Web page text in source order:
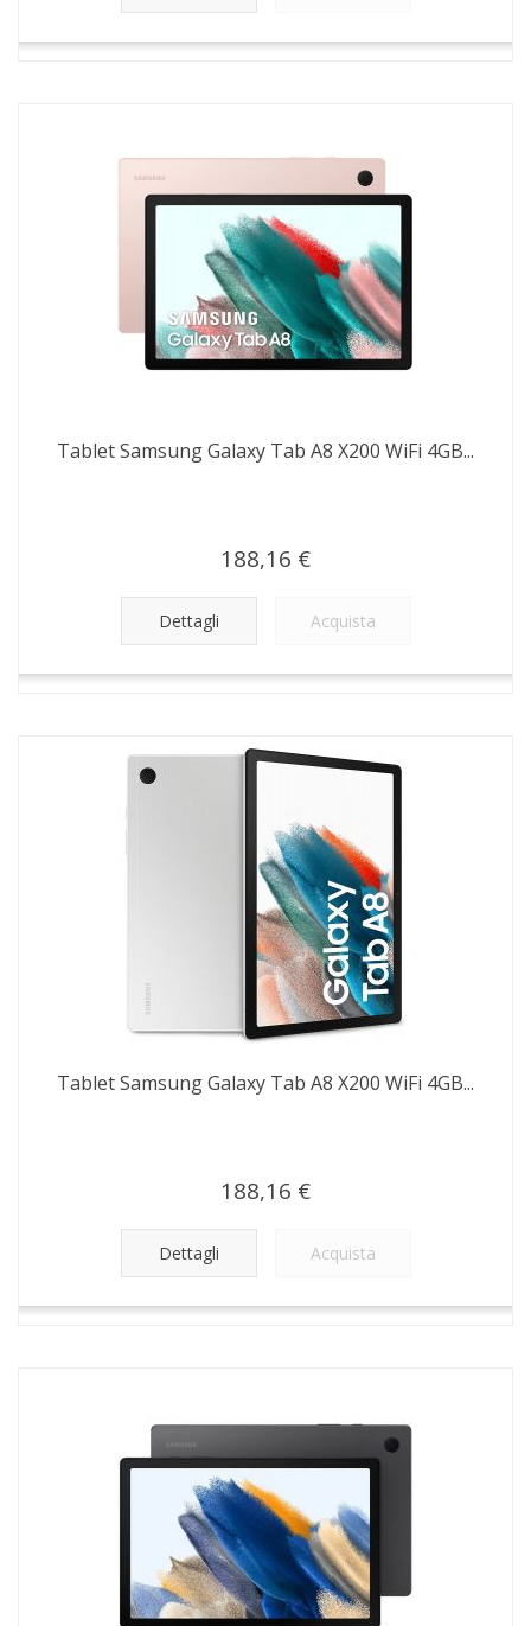
Tablet Samsung Galaxy Tab A8 X200 WiFi 4GB...
188,16 €
Dettagli Acquista
Tablet Samsung Galaxy Tab A8 X200 WiFi 4GB...
188,16 €
Dettagli Acquista